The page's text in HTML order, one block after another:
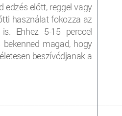
edzés előtt, reggel vagy
használat fokozza az
Ehhez 5-15 perccel
magad, hogy
beszívódjanak a